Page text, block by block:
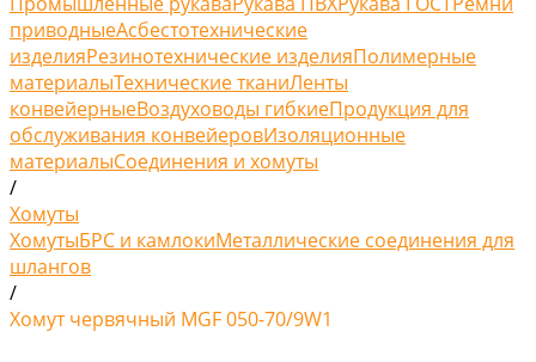
приводныеАсбестотехнические
изделияРезинотехнические изделияПолимерные
материалыТехнические тканиЛенты
конвейерныеВоздуховоды гибкиеПродукция для
обслуживания конвейеровИзоляционные
материалыСоединения и хомуты
/
Хомуты
ХомутыБРС и камлокиМеталлические соединения для
шлангов
/
Хомут червячный MGF 050-70/9W1